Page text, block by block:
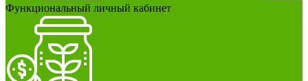
Функциональный личный кабинет